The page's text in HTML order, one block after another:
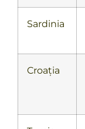
Sardinia
Croația